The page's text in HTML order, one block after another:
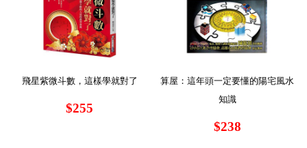
飛星紫微斗數，這樣學就對了
$255
算屋：這年頭一定要懂的陽宅風水
知識
$238